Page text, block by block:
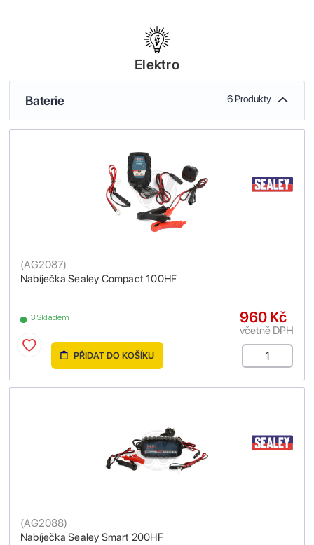
Elektro
Baterie 6 Produkty
Nabíječka Sealey Compact 100HF
(AG2087)
3 Skladem 960 Kč
včetně DPH
PŘIDAT DO KOŠÍKU
Nabíječka Sealey Smart 200HF
(AG2088)